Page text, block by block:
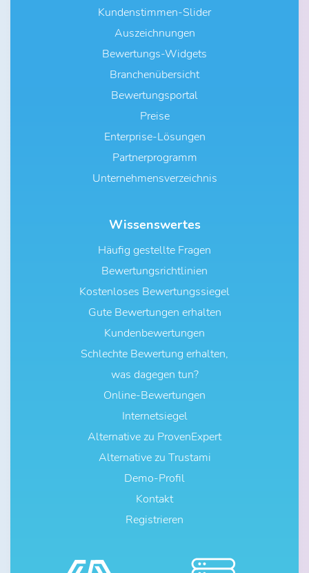
Kundenstimmen-Slider
Auszeichnungen
Bewertungs-Widgets
Branchenübersicht
Bewertungsportal
Preise
Enterprise-Lösungen
Partnerprogramm
Unternehmensverzeichnis
Wissenswertes
Häufig gestellte Fragen
Bewertungsrichtlinien
Kostenloses Bewertungssiegel
Gute Bewertungen erhalten
Kundenbewertungen
Schlechte Bewertung erhalten,
was dagegen tun?
Online-Bewertungen
Internetsiegel
Alternative zu ProvenExpert
Alternative zu Trustami
Demo-Profil
Kontakt
Registrieren